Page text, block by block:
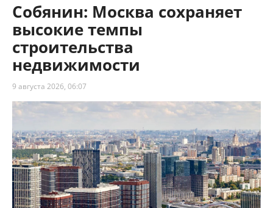
Собянин: Москва сохраняет
высокие темпы
строительства
недвижимости
9 августа 2026, 06:07